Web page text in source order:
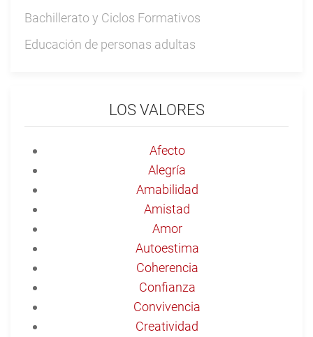
Bachillerato y Ciclos Formativos
Educación de personas adultas
LOS VALORES
Afecto
Alegría
Amabilidad
Amistad
Amor
Autoestima
Coherencia
Confianza
Convivencia
Creatividad